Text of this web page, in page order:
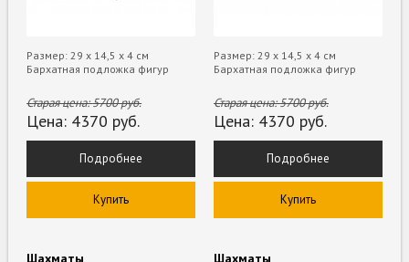
Размер: 29 х 14,5 х 4 см
Бархатная подложка фигур
Старая цена:5700руб.
Цена: 4370 руб.
Подробнее
Купить
Размер: 29 х 14,5 х 4 см
Бархатная подложка фигур
Старая цена:5700руб.
Цена: 4370 руб.
Подробнее
Купить
Шахматы Шахматы